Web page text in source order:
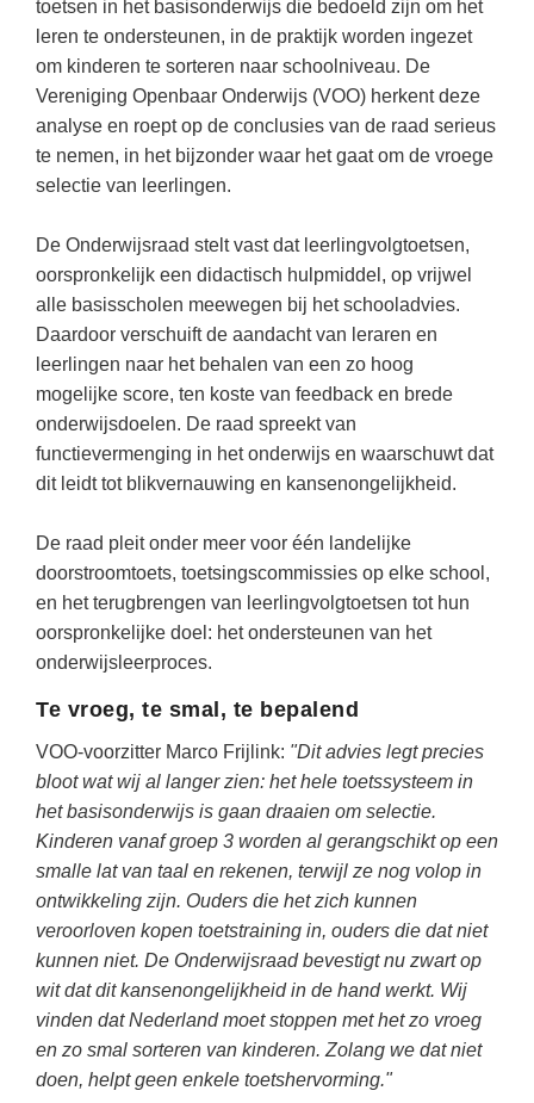
Den Haag
Dordrecht(35)
Zoetermeer
Eindhoven(17)
Alkmaar(16)
Haarlem(16)
Letterkunde
Levensbeschouwing
Maatschappijleer
Natuurkunde
Nederlands
Rekenen / Wiskunde
Scheikunde
Sociale vaardigheden
Spaans
Studievaardigheden
Techniek
Topografie
Verkeer
Verzorging
Budgetteren
De boerderij
Duurzaamheid
Eerste wereldoorlog
Evolutieleer
Feest- en Gedenkdagen
Godsdienstonderwijs
Kerstfeest
Meesterbaan onderwijsvacatures
LEERMETHODEN
Biologie
Frans
Geschiedenis
Media
Nederlands
Rekenen
Sociale vaardigheden
Taalvaardigheden
LESMATERIAAL
Beeldende Vorming
Geld PO
Geld VO
Geschiedenis
Maatschappijleer
Orientatie
Rekenen
Sociale vaardigheden
Taalvaardigheid
Vakoverstijgend
toetsen in het basisonderwijs die bedoeld zijn om het
leren te ondersteunen, in de praktijk worden ingezet
om kinderen te sorteren naar schoolniveau. De
Vereniging Openbaar Onderwijs (VOO) herkent deze
analyse en roept op de conclusies van de raad serieus
te nemen, in het bijzonder waar het gaat om de vroege
selectie van leerlingen.
De Onderwijsraad stelt vast dat leerlingvolgtoetsen,
oorspronkelijk een didactisch hulpmiddel, op vrijwel
alle basisscholen meewegen bij het schooladvies.
Daardoor verschuift de aandacht van leraren en
leerlingen naar het behalen van een zo hoog
mogelijke score, ten koste van feedback en brede
onderwijsdoelen. De raad spreekt van
functievermenging in het onderwijs en waarschuwt dat
dit leidt tot blikvernauwing en kansenongelijkheid.
De raad pleit onder meer voor één landelijke
doorstroomtoets, toetsingscommissies op elke school,
en het terugbrengen van leerlingvolgtoetsen tot hun
oorspronkelijke doel: het ondersteunen van het
onderwijsleerproces.
Te vroeg, te smal, te bepalend
VOO-voorzitter Marco Frijlink: "Dit advies legt precies
bloot wat wij al langer zien: het hele toetssysteem in
het basisonderwijs is gaan draaien om selectie.
Kinderen vanaf groep 3 worden al gerangschikt op een
smalle lat van taal en rekenen, terwijl ze nog volop in
ontwikkeling zijn. Ouders die het zich kunnen
veroorloven kopen toetstraining in, ouders die dat niet
kunnen niet. De Onderwijsraad bevestigt nu zwart op
wit dat dit kansenongelijkheid in de hand werkt. Wij
vinden dat Nederland moet stoppen met het zo vroeg
en zo smal sorteren van kinderen. Zolang we dat niet
doen, helpt geen enkele toetshervorming."